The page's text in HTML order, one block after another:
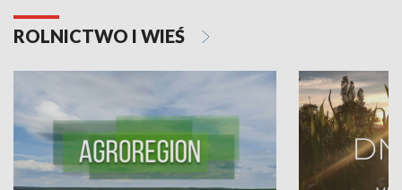
ROLNICTWO I WIEŚ